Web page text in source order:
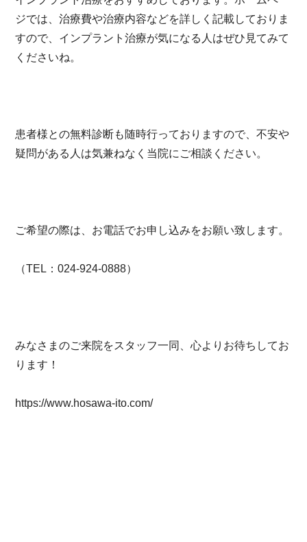
ジでは、治療費や治療内容などを詳しく記載しておりま
すので、インプラント治療が気になる人はぜひ見てみて
くださいね。
患者様との無料診断も随時行っておりますので、不安や
疑問がある人は気兼ねなく当院にご相談ください。
ご希望の際は、お電話でお申し込みをお願い致します。
（TEL：024-924-0888）
みなさまのご来院をスタッフ一同、心よりお待ちしてお
ります！
https://www.hosawa-ito.com/